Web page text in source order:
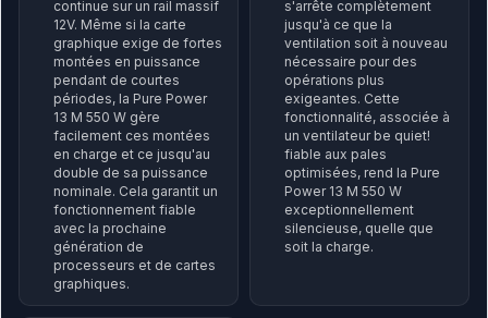
continue sur un rail massif
12V. Même si la carte
graphique exige de fortes
montées en puissance
pendant de courtes
périodes, la Pure Power
13 M 550 W gère
facilement ces montées
en charge et ce jusqu'au
double de sa puissance
nominale. Cela garantit un
fonctionnement fiable
avec la prochaine
génération de
processeurs et de cartes
graphiques.
s'arrête complètement
jusqu'à ce que la
ventilation soit à nouveau
nécessaire pour des
opérations plus
exigeantes. Cette
fonctionnalité, associée à
un ventilateur be quiet!
fiable aux pales
optimisées, rend la Pure
Power 13 M 550 W
exceptionnellement
silencieuse, quelle que
soit la charge.